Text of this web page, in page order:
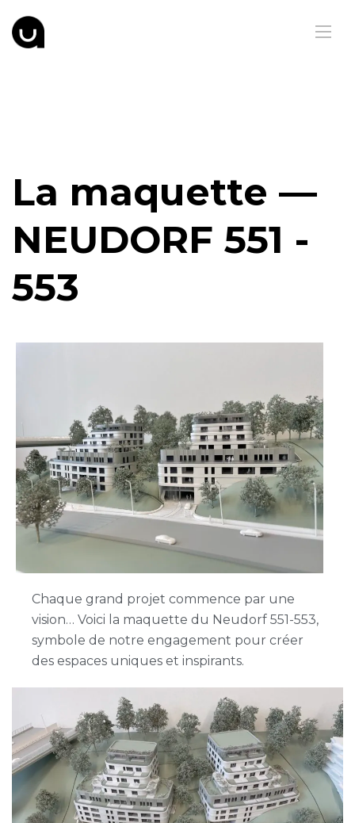
La maquette —
NEUDORF 551 -
553
Chaque grand projet commence par une
vision… Voici la maquette du Neudorf 551-553,
symbole de notre engagement pour créer
des espaces uniques et inspirants.